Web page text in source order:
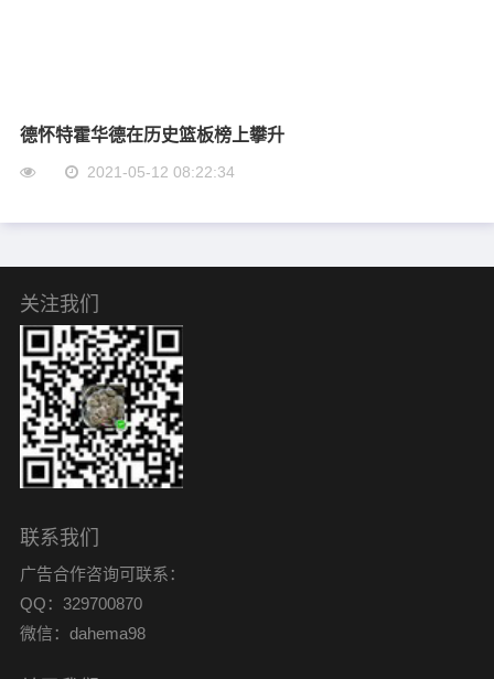
德怀特霍华德在历史篮板榜上攀升
2021-05-12 08:22:34
关注我们
联系我们
广告合作咨询可联系：
QQ：329700870
微信：dahema98